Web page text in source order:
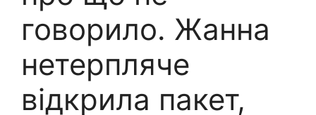
говорило. Жанна
нетерпляче
відкрила пакет,